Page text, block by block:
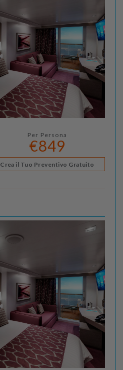
Per Persona
€849
Crea il Tuo Preventivo Gratuito